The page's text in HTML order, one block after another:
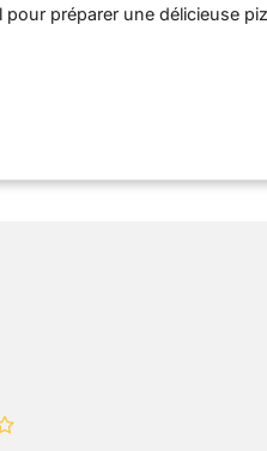
pour préparer une délicieuse
: plateforme combustible à
inférieure, roulettes, poignée
amovible : nettoyage facile
LA TEMPÉRATURE :
du four mieux régulée